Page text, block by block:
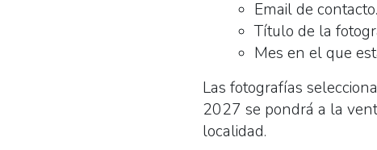
Email de contacto.
Título de la
Mes en el que
Las fotografías
2027 se pondrá a la
localidad.